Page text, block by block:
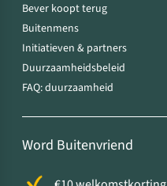
Bever koopt terug
Buitenmens
Initiatieven & partners
Duurzaamheidsbeleid
FAQ: duurzaamheid
Word Buitenvriend